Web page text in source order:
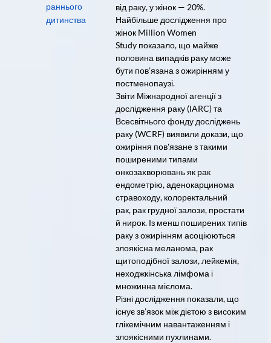
раннього
дитинства
від раку, у жінок — 20%.
Найбільше дослідження про
жінок Million Women
Study показало, що майже
половина випадків раку може
бути пов’язана з ожирінням у
постменопаузі.
Звіти Міжнародної агенції з
дослідження раку (IARC) та
Всесвітнього фонду досліджень
раку (WCRF) виявили докази, що
ожиріння пов'язане з такими
поширеними типами
онкозахворювань як рак
ендометрію, аденокарцинома
стравоходу, колоректальний
рак, рак грудної залози, простати
й нирок. Із менш поширених типів
раку з ожирінням асоціюються
злоякісна меланома, рак
щитоподібної залози, лейкемія,
неходжкінська лімфома і
множинна мієлома.
Різні дослідження показали, що
існує зв’язок між дієтою з високим
глікемічним навантаженням і
злоякісними пухлинами.